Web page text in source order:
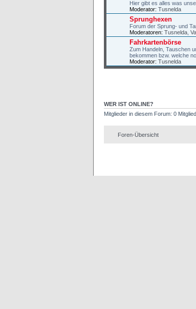
Hier gibt es alles was
Moderator: Tusnelda
Sprunghexen
Forum der Sprung- und
Moderatoren: Tusnelda
Fahrkartenbörse
Zum Handeln, Tauschen
bekommen bzw. welche
Moderator: Tusnelda
WER IST ONLINE?
Mitglieder in diesem Forum: 0
Foren-Übersicht